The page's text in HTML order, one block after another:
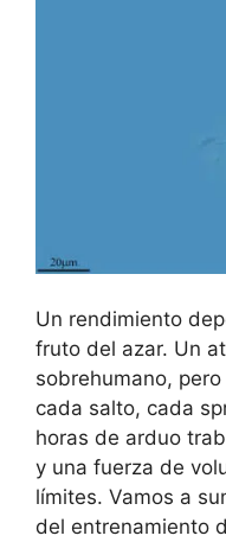
Un rendimiento
fruto del azar. Un
sobrehumano,
cada salto, cada
horas de arduo
y una fuerza de
límites. Vamos a
del entrenamiento